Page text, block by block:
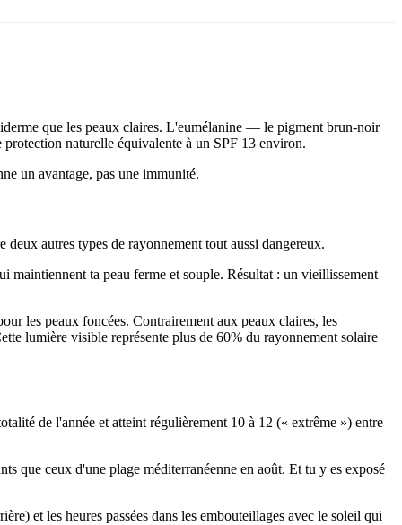
que les peaux claires. L'eumélanine — le pigment brun-noir
naturelle équivalente à un SPF 13 environ.
un avantage, pas une immunité.
autres types de rayonnement tout aussi dangereux.
ta peau ferme et souple. Résultat : un vieillissement
les peaux foncées. Contrairement aux peaux claires, les
lumière visible représente plus de 60% du rayonnement solaire
de l'année et atteint régulièrement 10 à 12 (« extrême ») entre
que ceux d'une plage méditerranéenne en août. Et tu y es exposé
et les heures passées dans les embouteillages avec le soleil qui